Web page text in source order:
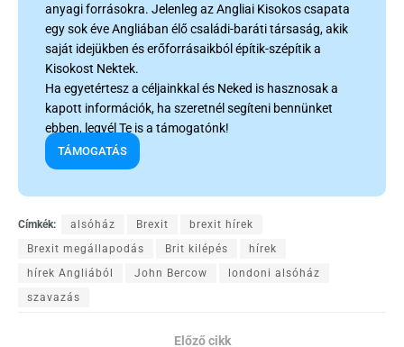
anyagi forrásokra. Jelenleg az Angliai Kisokos csapata
egy sok éve Angliában élő családi-baráti társaság, akik
saját idejükben és erőforrásaikból építik-szépítik a
Kisokost Nektek.
Ha egyetértesz a céljainkkal és Neked is hasznosak a
kapott információk, ha szeretnél segíteni bennünket
ebben, legyél Te is a támogatónk!
TÁMOGATÁS
Címkék: alsóház Brexit
brexit hírek
Brexit megállapodás
Brit kilépés
hírek
hírek Angliából
John Bercow
londoni alsóház
szavazás
Előző cikk